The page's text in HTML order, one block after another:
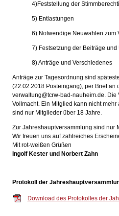
4)Feststellung der
5) Entlastungen
6) Notwendige Neuwahlen zum
7) Festsetzung der Beiträge
8) Anträge und Verschiedenes
Anträge zur Tagesordnung sind
(22.02.2018 Posteingang), per Brief an
verwaltung@tcrw-bad-nauheim.de.
Vollmacht. Ein Mitglied kann nicht
sind nur Mitglieder über 18 Jahre.
Zur Jahreshauptversammlung sind nur
Wir freuen uns auf zahlreiches
Mit rot-weißen Grüßen
Ingolf Kester und Norbert Zahn
Protokoll der
Download des Protokolles der